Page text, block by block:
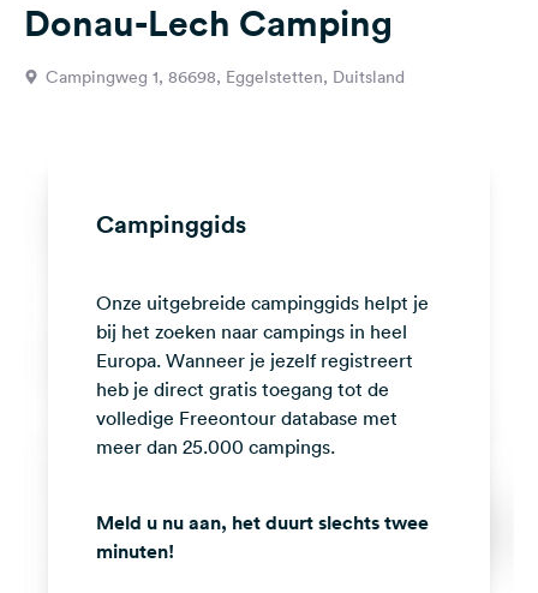
Vragen &
Feedback
media
Facebook
Instagram
Donau-Lech Camping
Campingweg 1, 86698, Eggelstetten, Duitsland
Campinggids
Onze uitgebreide campinggids helpt je
bij het zoeken naar campings in heel
Europa. Wanneer je jezelf registreert
heb je direct gratis toegang tot de
volledige Freeontour database met
meer dan 25.000 campings.
Meld u nu aan, het duurt slechts twee
minuten!